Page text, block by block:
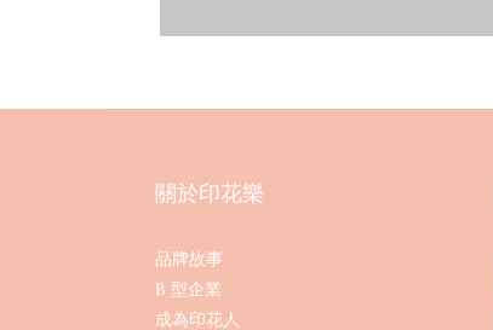
關於印花樂
品牌故事
B 型企業
成為印花人